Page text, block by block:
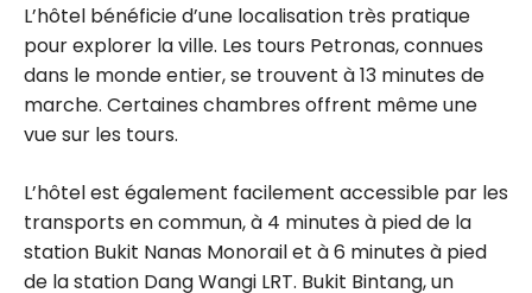
L’hôtel bénéficie d’une localisation très pratique
pour explorer la ville. Les tours Petronas, connues
dans le monde entier, se trouvent à 13 minutes de
marche. Certaines chambres offrent même une
vue sur les tours.
L’hôtel est également facilement accessible par les
transports en commun, à 4 minutes à pied de la
station Bukit Nanas Monorail et à 6 minutes à pied
de la station Dang Wangi LRT. Bukit Bintang, un